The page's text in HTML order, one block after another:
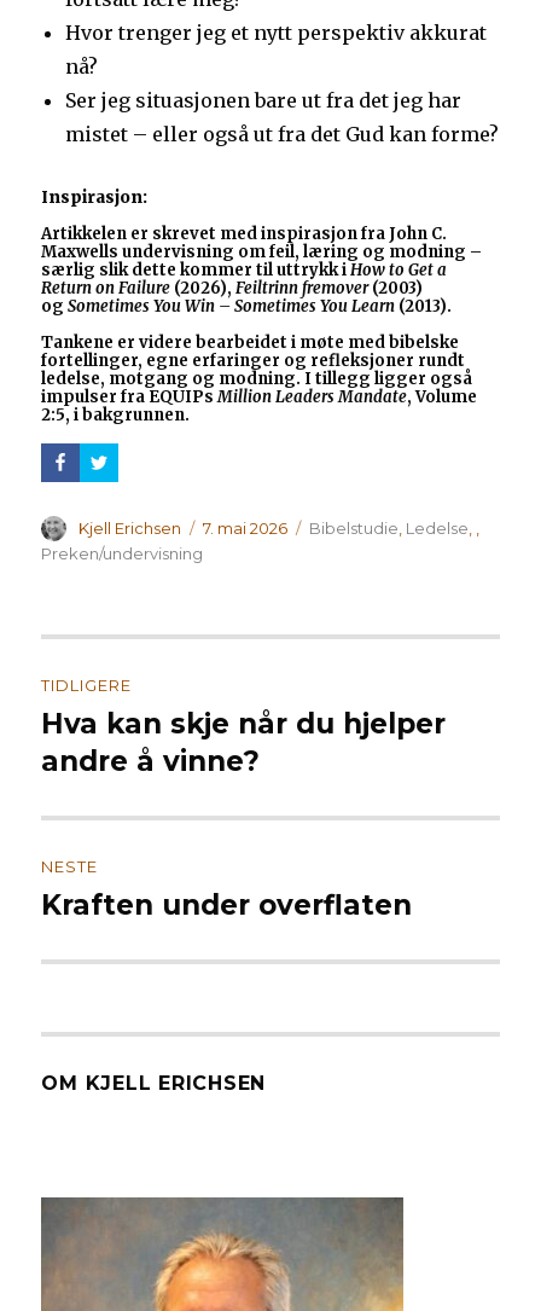
Hvor trenger jeg et nytt perspektiv akkurat
nå?
Ser jeg situasjonen bare ut fra det jeg har
mistet – eller også ut fra det Gud kan forme?
Inspirasjon:
Artikkelen er skrevet med inspirasjon fra John C.
Maxwells undervisning om feil, læring og modning –
særlig slik dette kommer til uttrykk iHow to Get a
Return on Failure (2026),Feiltrinn fremover(2003)
ogSometimes You Win – Sometimes You Learn (2013).
Tankene er videre bearbeidet i møte med bibelske
fortellinger, egne erfaringer og refleksjoner rundt
ledelse, motgang og modning. I tillegg ligger også
impulser fra EQUIPsMillion Leaders Mandate, Volume
2:5, i bakgrunnen.
Forfatter
Kjell Erichsen Publisert
7. mai 2026 Kategorier
Bibelstudie Ledelse
Preken/undervisning
TIDLIGERE
Forrige
innlegg:
Hva kan skje når du hjelper
andre å vinne?
NESTE
Neste
Kraften under overflaten
OM KJELL ERICHSEN